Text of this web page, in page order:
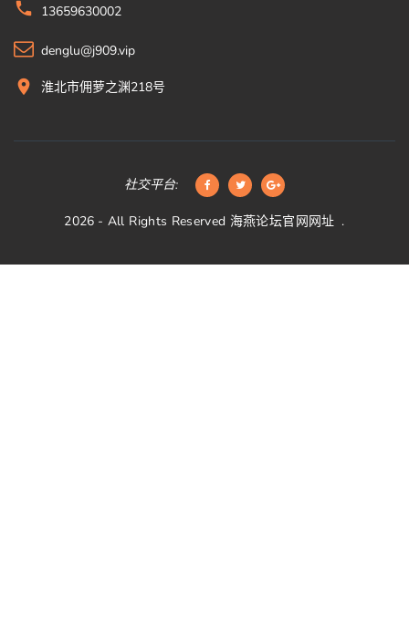
13659630002
denglu@j909.vip
淮北市佣萝之渊218号
社交平台:
2026 - All Rights Reserved 海燕论坛官网网址 .